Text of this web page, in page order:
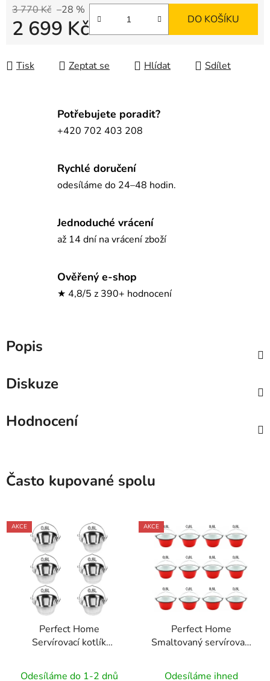
3 770 Kč –28 %
2 699 Kč DO KOŠÍKU
Tisk Zeptat se Hlídat Sdílet
Potřebujete poradit?
+420 702 403 208
Rychlé doručení
odesíláme do 24–48 hodin.
Jednoduché vrácení
až 14 dní na vrácení zboží
Ověřený e-shop
★ 4,8/5 z 390+ hodnocení
Popis
Diskuze
Hodnocení
Často kupované spolu
AKCE
Perfect Home
Servírovací kotlík
12141
Odesíláme do 1-2 dnů
AKCE
Perfect Home
Smaltovaný servírovací
12ks, 72111
Odesíláme ihned